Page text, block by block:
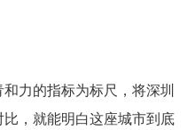
力的指标为标尺，将深圳
，就能明白这座城市到底